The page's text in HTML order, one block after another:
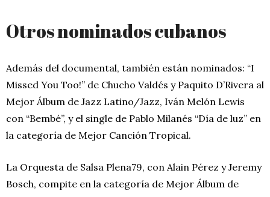
Otros nominados cubanos
Además del documental, también están nominados: “I
Missed You Too!” de Chucho Valdés y Paquito D’Rivera al
Mejor Álbum de Jazz Latino/Jazz, Iván Melón Lewis
con “Bembé”, y el single de Pablo Milanés “Día de luz” en
la categoría de Mejor Canción Tropical.
La Orquesta de Salsa Plena79, con Alain Pérez y Jeremy
Bosch, compite en la categoría de Mejor Álbum de